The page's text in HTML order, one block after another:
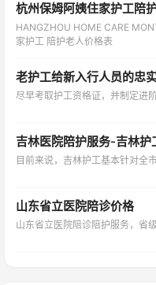
杭州保姆阿姨住家护工陪
HANGZHOU HOME CARE
家护工 陪护老人价格表
老护工给新入行人员的忠
尽早考取护工资格证，并制定进
吉林医院陪护服务-吉林
目前来说，吉林护工基本针对全
山东省立医院陪诊价格
山东省立医院陪诊陪护服务，省